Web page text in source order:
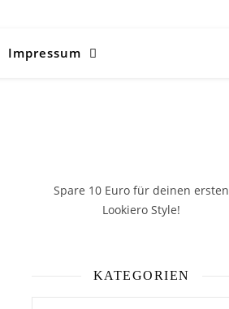
Impressum
Spare 10 Euro für deinen ersten
Lookiero Style!
KATEGORIEN